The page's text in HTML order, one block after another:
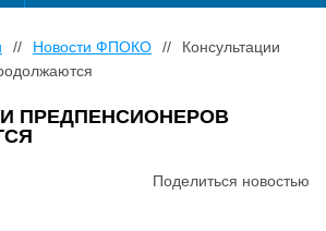
// Новости ФПОКО //
Консультации
ПРЕДПЕНСИОНЕРОВ
Поделиться новостью